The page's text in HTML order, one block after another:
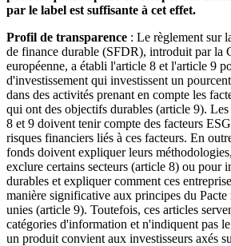
par le label est suffisante à cet effet.
Profil de transparence : Le règlement sur
de finance durable (SFDR), introduit par la
européenne, a établi l'article 8 et l'article 9
d'investissement qui investissent un
dans des activités prenant en compte les
qui ont des objectifs durables (article 9).
8 et 9 doivent tenir compte des facteurs
risques financiers liés à ces facteurs. En
fonds doivent expliquer leurs
exclure certains secteurs (article 8) ou pour
durables et expliquer comment ces
manière significative aux principes du
unies (article 9). Toutefois, ces articles
catégories d'information et n'indiquent pas
un produit convient aux investisseurs axés